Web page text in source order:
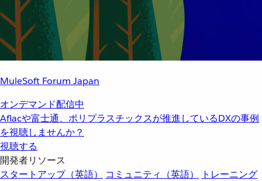
MuleSoft Forum Japan
オンデマンド配信中
Aflacや富士通、ポリプラスチックスが推進しているDXの事例
を視聴しませんか？
視聴する
開発者リソース
スタートアップ（英語）
コミュニティ（英語）
トレーニング